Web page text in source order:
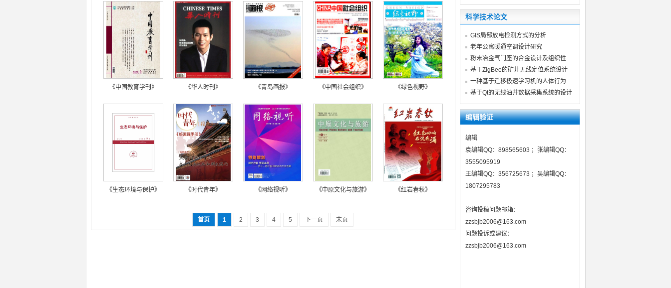
《中国教育学刊》 《华人时刊》 《青岛画报》 《中国社会组织》 《绿色视野》
《生态环境与保护》 《时代青年》 《网络视听》 《中原文化与旅游》 《红岩春秋》
首页 1 2 3 4 5 下一页 末页
科学技术论文
GIS局部放电检测方式的分析
老年公寓暖通空调设计研究
粉末冶金气门座的合金设计及组织性
基于ZigBee的矿井无线定位系统设计
一种基于迁移极速学习机的人体行为
基于Qt的无线油井数据采集系统的设计
编辑验证
编辑
袁编辑QQ：898565603 ；张编辑QQ：
3555095919
王编辑QQ：356725673 ；吴编辑QQ：
1807295783
咨询投稿问题邮箱：
zzsbjb2006@163.com
问题投诉或建议：
zzsbjb2006@163.com